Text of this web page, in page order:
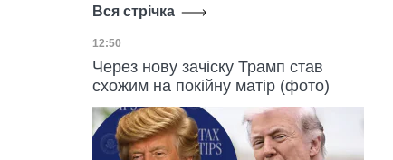
Вся стрічка
Дата публікації
12:50
Через нову зачіску Трамп став
схожим на покійну матір (фото)